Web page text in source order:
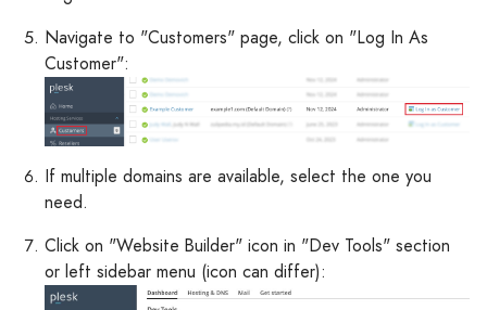
Navigate to "Customers" page, click on "Log In As
Customer":
If multiple domains are available, select the one you
need.
Click on "Website Builder" icon in "Dev Tools" section
or left sidebar menu (icon can differ):